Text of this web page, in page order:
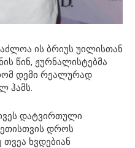
ის ბრიუს უილისთან
წინ, ჟურნალისტებმა
დემი რეალურად
ჰამს.
დატვირთული
დროს
ხვდებიან